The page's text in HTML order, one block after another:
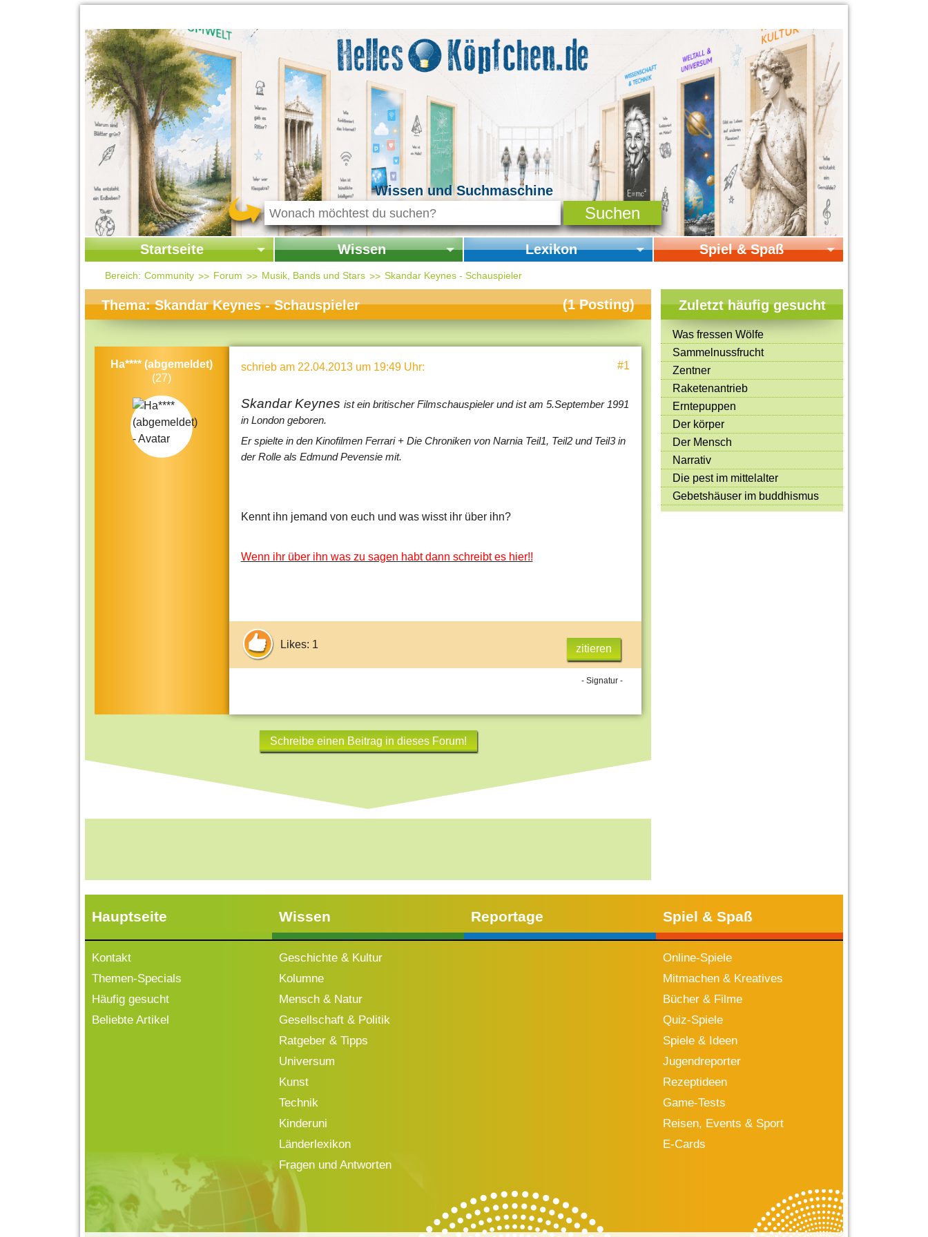
Wissen und Suchmaschine
Startseite
Startseite
Kontakt
Themen-Specials
Häufig gesucht
Beliebte Artikel
Wissen
Startseite Wissen
Geschichte & Kultur
Kolumne
Mensch & Natur
Gesellschaft & Politik
Universum
Kunst
Länderlexikon
Lexikon
Startseite Lexikon
Spiel & Spaß
Online-Spiele
Mitmachen & Kreatives
Bücher & Filme
Quiz-Spiele
Spiele & Ideen
Jugendreporter
Rezeptideen
Game-Tests
Reisen, Events & Sport
E-Cards
Bereich: Community Forum Musik, Bands und Stars Skandar Keynes - Schauspieler
Thema: Skandar Keynes - Schauspieler (1Posting)
Ha**** (abgemeldet)
(27)
schrieb am 22.04.2013 um 19:49 Uhr: #1
Skandar Keynes ist ein britischer Filmschauspieler und ist am 5.September 1991
in London geboren.
Er spielte in den Kinofilmen Ferrari + Die Chroniken von Narnia Teil1, Teil2 und Teil3 in
der Rolle als Edmund Pevensie mit.
Kennt ihn jemand von euch und was wisst ihr über ihn?
Wenn ihr über ihn was zu sagen habt dann schreibt es hier!!
Likes: 1 zitieren
- Signatur -
Schreibe einen Beitrag in dieses Forum!
Zuletzt häufig gesucht
Was fressen Wölfe
Sammelnussfrucht
Zentner
Raketenantrieb
Erntepuppen
Der körper
Der Mensch
Narrativ
Die pest im mittelalter
Gebetshäuser im buddhismus
Hauptseite
Kontakt
Themen-Specials
Häufig gesucht
Beliebte Artikel
Wissen
Geschichte & Kultur
Kolumne
Mensch & Natur
Gesellschaft & Politik
Ratgeber & Tipps
Universum
Kunst
Technik
Kinderuni
Länderlexikon
Fragen und Antworten
Reportage Spiel & Spaß
Online-Spiele
Mitmachen & Kreatives
Bücher & Filme
Quiz-Spiele
Spiele & Ideen
Jugendreporter
Rezeptideen
Game-Tests
Reisen, Events & Sport
E-Cards